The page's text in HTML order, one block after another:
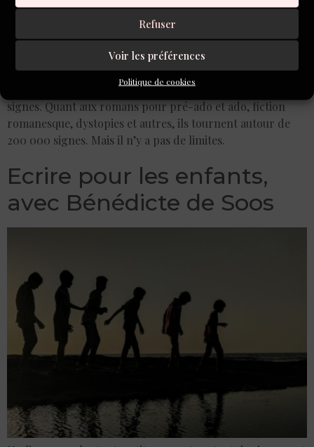
Refuser
Voir les préférences
Politique de cookies
Un livre pour les tout-petits, ce sont surtout des images et
deux ou trois phrases par page, soit un maximum de 1500
signes. Les textes pour les 3/6 ans font autour de 3 500
signes, ceux pour les 6/12 ans font entre 8000 et 15 000
signes. Quant aux romans pour pré-ado et ado, fiction
romanesque, dystopies et autres, ils tournent autour de
200 000 signes. Mais il n’y a pas de limites.
Ecrire pour les enfants,
avec Bénédicte de Soos